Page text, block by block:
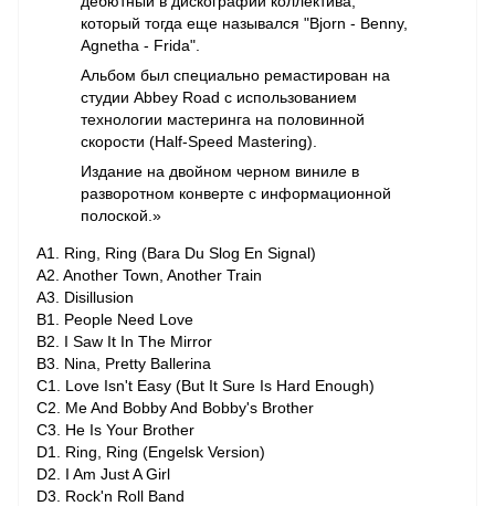
который тогда еще назывался "Bjorn - Benny,
Agnetha - Frida".
Альбом был специально ремастирован на
студии Abbey Road с использованием
технологии мастеринга на половинной
скорости (Half-Speed Mastering).
Издание на двойном черном виниле в
разворотном конверте с информационной
полоской.»
A1. Ring, Ring (Bara Du Slog En Signal)
A2. Another Town, Another Train
A3. Disillusion
B1. People Need Love
B2. I Saw It In The Mirror
B3. Nina, Pretty Ballerina
C1. Love Isn't Easy (But It Sure Is Hard Enough)
C2. Me And Bobby And Bobby's Brother
C3. He Is Your Brother
D1. Ring, Ring (Engelsk Version)
D2. I Am Just A Girl
D3. Rock'n Roll Band